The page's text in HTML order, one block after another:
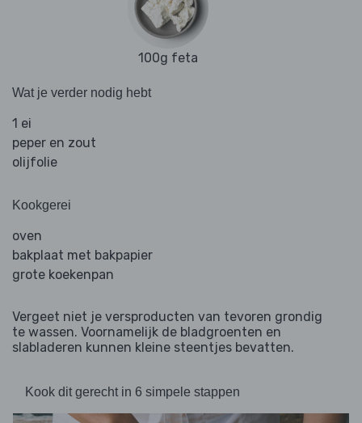
100g feta
Wat je verder nodig hebt
1 ei
peper en zout
olijfolie
Kookgerei
oven
bakplaat met bakpapier
grote koekenpan
Vergeet niet je versproducten van tevoren grondig
te wassen. Voornamelijk de bladgroenten en
slabladeren kunnen kleine steentjes bevatten.
Kook dit gerecht in 6 simpele stappen